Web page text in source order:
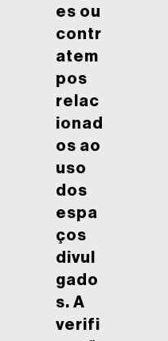
es ou
contr
atem
pos
relac
ionad
os ao
uso
dos
espa
ços
divul
gado
s. A
verifi